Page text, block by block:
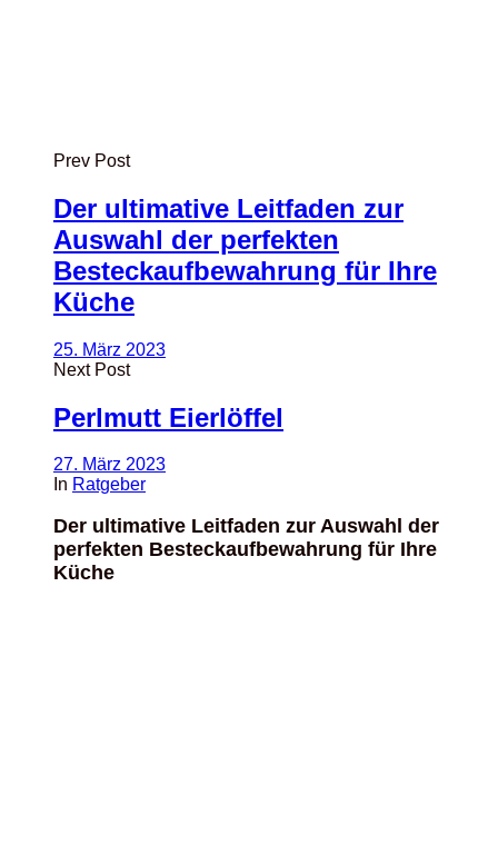
Prev Post
Der ultimative Leitfaden zur
Auswahl der perfekten
Besteckaufbewahrung für Ihre
Küche
25. März 2023
Next Post
Perlmutt Eierlöffel
27. März 2023
In Ratgeber
Der ultimative Leitfaden zur Auswahl der
perfekten Besteckaufbewahrung für Ihre
Küche